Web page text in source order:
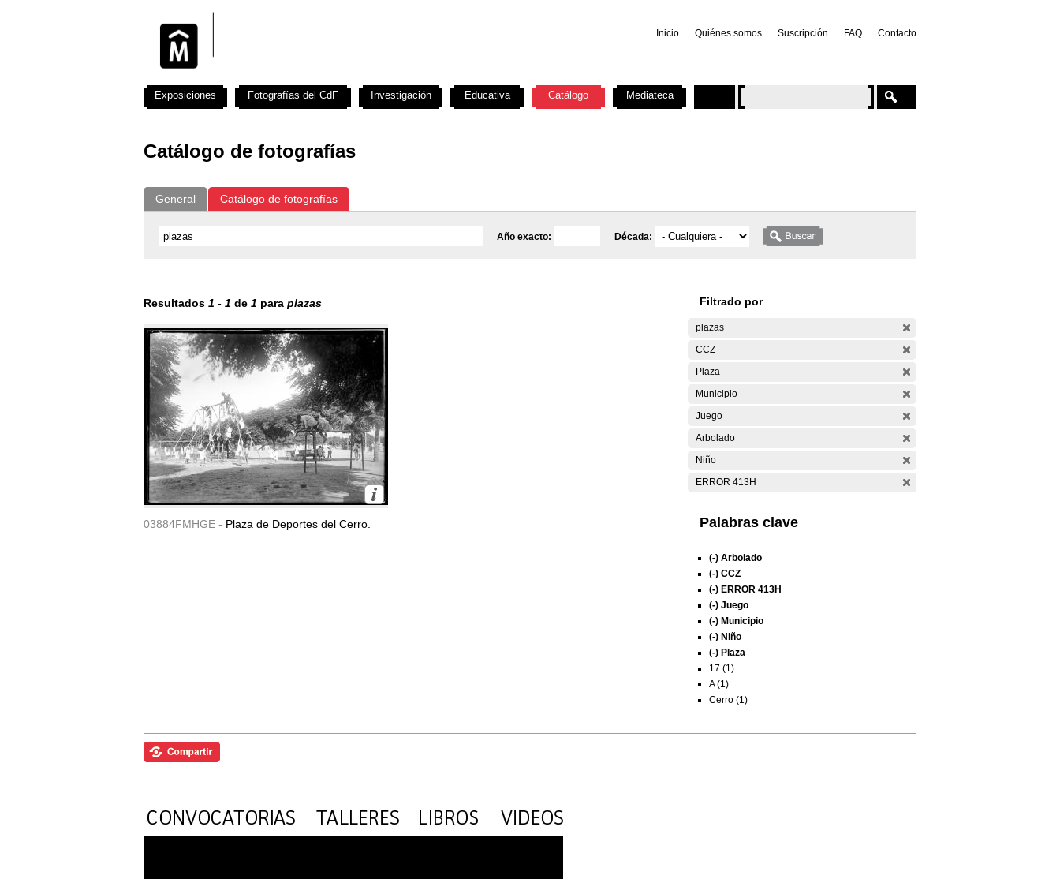
Inicio Quiénes somos Suscripción FAQ Contacto
Catálogo de fotografías
General Catálogo de fotografías
Año exacto: Década:
Resultados 1 - 1 de 1 para plazas
03884FMHGE - Plaza de Deportes del Cerro.
Filtrado por
plazas
CCZ
Plaza
Municipio
Juego
Arbolado
Niño
ERROR 413H
Palabras clave
(-) Arbolado
(-) CCZ
(-) ERROR 413H
(-) Juego
(-) Municipio
(-) Niño
(-) Plaza
17 (1)
A (1)
Cerro (1)
Exposiciones Fotografías del CdF Investigación Educativa Catálogo Mediateca